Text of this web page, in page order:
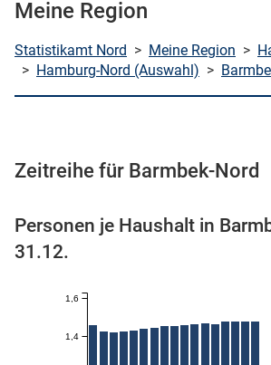
Meine Region
Statistikamt Nord > Meine Region >
> Hamburg-Nord (Auswahl) >
Zeitreihe für Barmbek-Nord
Personen je Haushalt in
31.12.
1,4
1,6